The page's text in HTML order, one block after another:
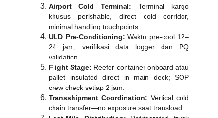
Airport Cold Terminal: Terminal kargo
khusus perishable, direct cold corridor,
minimal handling touchpoints.
ULD Pre-Conditioning: Waktu pre-cool 12–
24 jam, verifikasi data logger dan PQ
validation.
Flight Stage: Reefer container onboard atau
pallet insulated direct in main deck; SOP
crew check setiap 2 jam.
Transshipment Coordination: Vertical cold
chain transfer—no exposure saat transload.